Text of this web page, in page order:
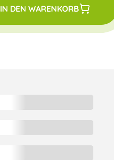
IN DEN WARENKORB